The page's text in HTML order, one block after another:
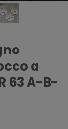
a
63 A-B-